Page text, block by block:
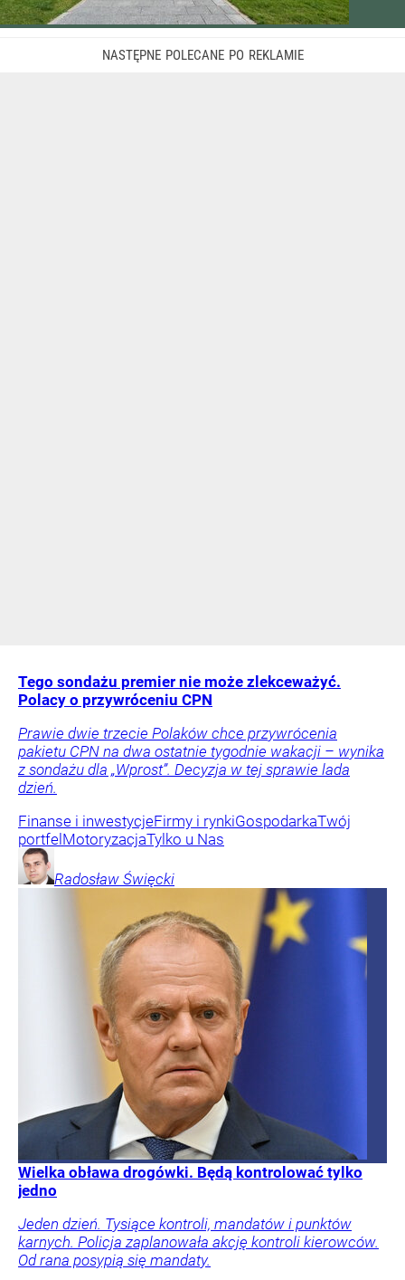
Tego sondażu premier nie może zlekceważyć.
Polacy o przywróceniu CPN
Prawie dwie trzecie Polaków chce przywrócenia
pakietu CPN na dwa ostatnie tygodnie wakacji – wynika
z sondażu dla „Wprost”. Decyzja w tej sprawie lada
dzień.
Finanse i inwestycjeFirmy i rynkiGospodarkaTwój
portfel MotoryzacjaTylko u Nas
Radosław Święcki
Wielka obława drogówki. Będą kontrolować tylko
jedno
Jeden dzień. Tysiące kontroli, mandatów i punktów
karnych. Policja zaplanowała akcję kontroli kierowców.
Od rana posypią się mandaty.